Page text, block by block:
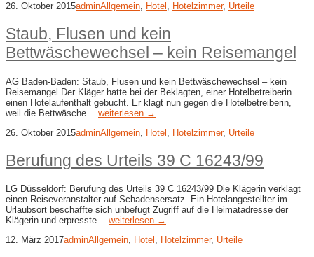
26. Oktober 2015adminAllgemein, Hotel , Hotelzimmer, Urteile
Staub, Flusen und kein
Bettwäschewechsel – kein Reisemangel
AG Baden-Baden: Staub, Flusen und kein Bettwäschewechsel – kein
Reisemangel Der Kläger hatte bei der Beklagten, einer Hotelbetreiberin
einen Hotelaufenthalt gebucht. Er klagt nun gegen die Hotelbetreiberin,
weil die Bettwäsche… weiterlesen →
26. Oktober 2015adminAllgemein Hotel Hotelzimmer, Urteile
Berufung des Urteils 39 C 16243/99
LG Düsseldorf: Berufung des Urteils 39 C 16243/99 Die Klägerin verklagt
einen Reiseveranstalter auf Schadensersatz. Ein Hotelangestellter im
Urlaubsort beschaffte sich unbefugt Zugriff auf die Heimatadresse der
Klägerin und erpresste… weiterlesen →
12. März 2017adminAllgemein Hotel Hotelzimmer, Urteile